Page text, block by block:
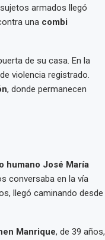
armados llegó
una combi
de su casa. En la
violencia registrado.
, donde permanecen
humano José María
conversaba en la vía
llegó caminando desde
Manrique, de 39 años,